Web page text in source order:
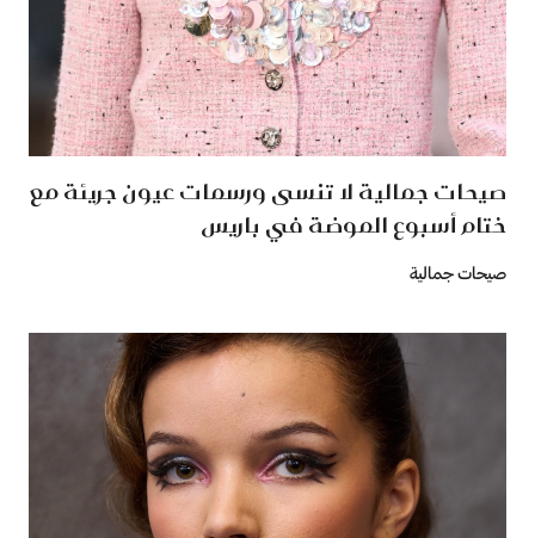
صيحات جمالية لا تنسى ورسمات عيون جريئة مع
ختام أسبوع الموضة في باريس
صيحات جمالية